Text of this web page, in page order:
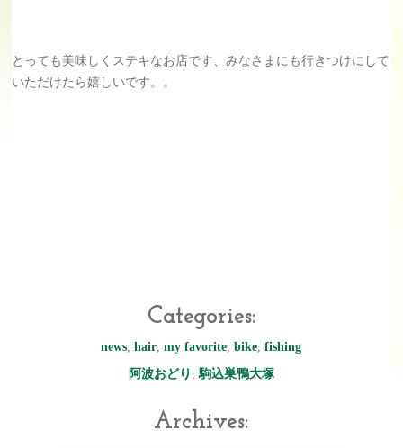
とっても美味しくステキなお店です、みなさまにも行きつけにして
いただけたら嬉しいです。。
Categories:
news,hair,my favorite,bike,fishing
阿波おどり ,駒込巣鴨大塚
Archives: